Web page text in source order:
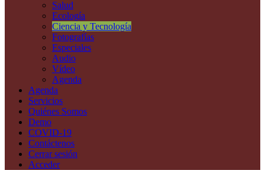
Salud
Ecología
Ciencia y Tecnología
Fotografías
Especiales
Audio
Vídeo
Agenda
Agenda
Servicios
Quiénes Somos
Demo
COVID-19
Contáctenos
Cerrar sesión
Acceder